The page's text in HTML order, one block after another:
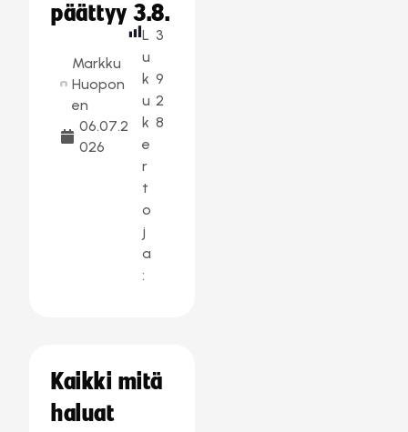
päättyy 3.8.
Markku
Huopon
en
06.07.2
026
L
u
k
u
k
e
r
t
o
j
a
:
3
9
2
8
Kaikki mitä
haluat